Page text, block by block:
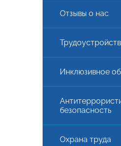
Отзывы о нас
Инклюзивное
безопасность
Охрана труда